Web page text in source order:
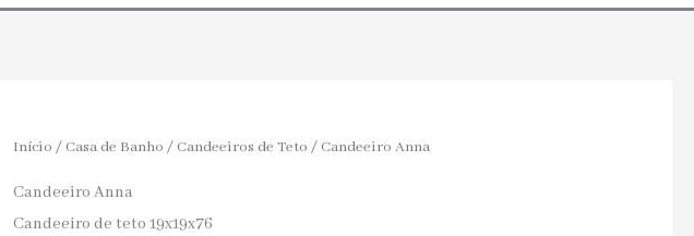
Início / Casa de Banho / Candeeiros de Teto / Candeeiro Anna
Candeeiro Anna
Candeeiro de teto 19x19x76